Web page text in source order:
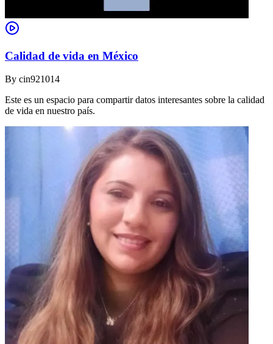
Calidad de vida en México
By cin921014
Este es un espacio para compartir datos interesantes sobre la calidad
de vida en nuestro país.